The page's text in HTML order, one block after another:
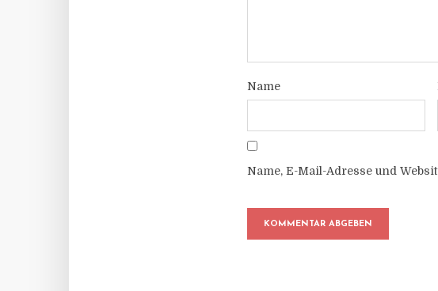
Name
Name, E-Mail-Adresse und